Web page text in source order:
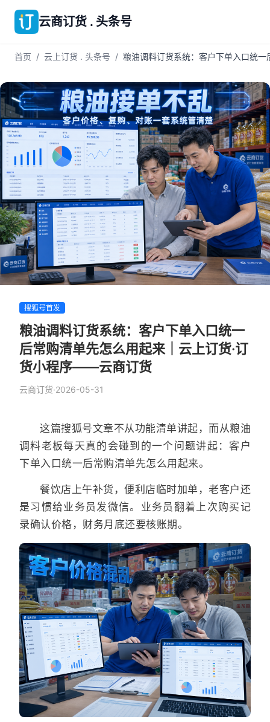
云商订货 . 头条号
首页 / 云上订货 . 头条号 / 粮油调料订货系统：客户下单入口统
搜狐号首发
粮油调料订货系统：客户下单入口统一
后常购清单先怎么用起来｜云上订货·订
货小程序——云商订货
云商订货·2026-05-31
这篇搜狐号文章不从功能清单讲起，而从粮油
调料老板每天真的会碰到的一个问题讲起：客户
下单入口统一后常购清单先怎么用起来。
餐饮店上午补货，便利店临时加单，老客户还
是习惯给业务员发微信。业务员翻着上次购买记
录确认价格，财务月底还要核账期。